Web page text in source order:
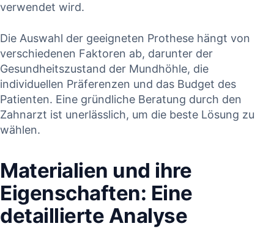
⁣verwendet wird.
Die⁣ Auswahl der ⁣geeigneten ‍Prothese⁢ hängt⁤ von
verschiedenen Faktoren ab, ⁢darunter ⁤der
Gesundheitszustand der Mundhöhle, ‍die
individuellen Präferenzen ⁤und das Budget des
Patienten. ⁢Eine gründliche Beratung durch den‌
Zahnarzt ist unerlässlich, um die beste Lösung‍ zu
wählen.
Materialien und ihre
Eigenschaften: Eine
detaillierte ​Analyse